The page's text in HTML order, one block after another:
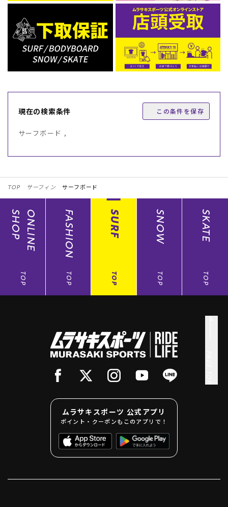
現在の検索条件 この条件を保存
サーフボード ,
TOP サーフィン サーフボード
ONLINE
SHOP
TOP
FASHION
TOP
SURF
TOP
SNOW
TOP
SKATE
TOP
ムラサキスポーツ 公式アプリ
ポイント・クーポンもこのアプリで！